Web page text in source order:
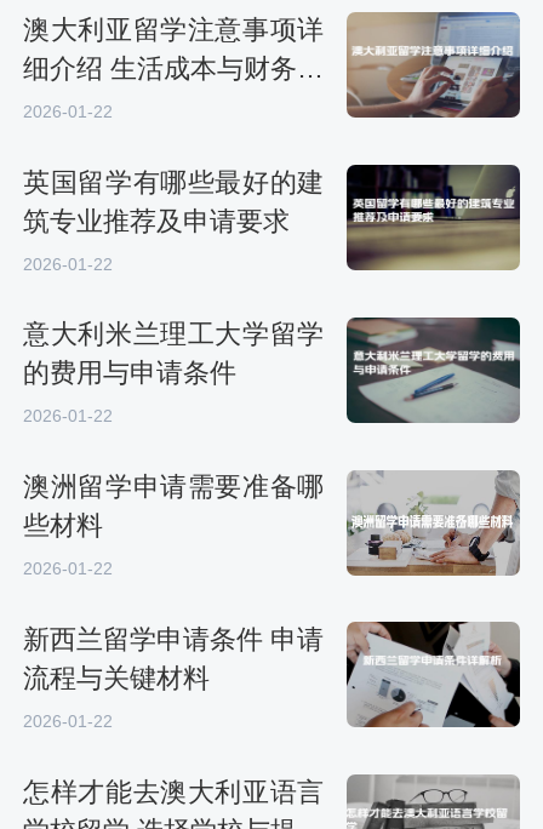
澳大利亚留学注意事项详
细介绍 生活成本与财务规
划
2026-01-22
英国留学有哪些最好的建
筑专业推荐及申请要求
2026-01-22
意大利米兰理工大学留学
的费用与申请条件
2026-01-22
澳洲留学申请需要准备哪
些材料
2026-01-22
新西兰留学申请条件 申请
流程与关键材料
2026-01-22
怎样才能去澳大利亚语言